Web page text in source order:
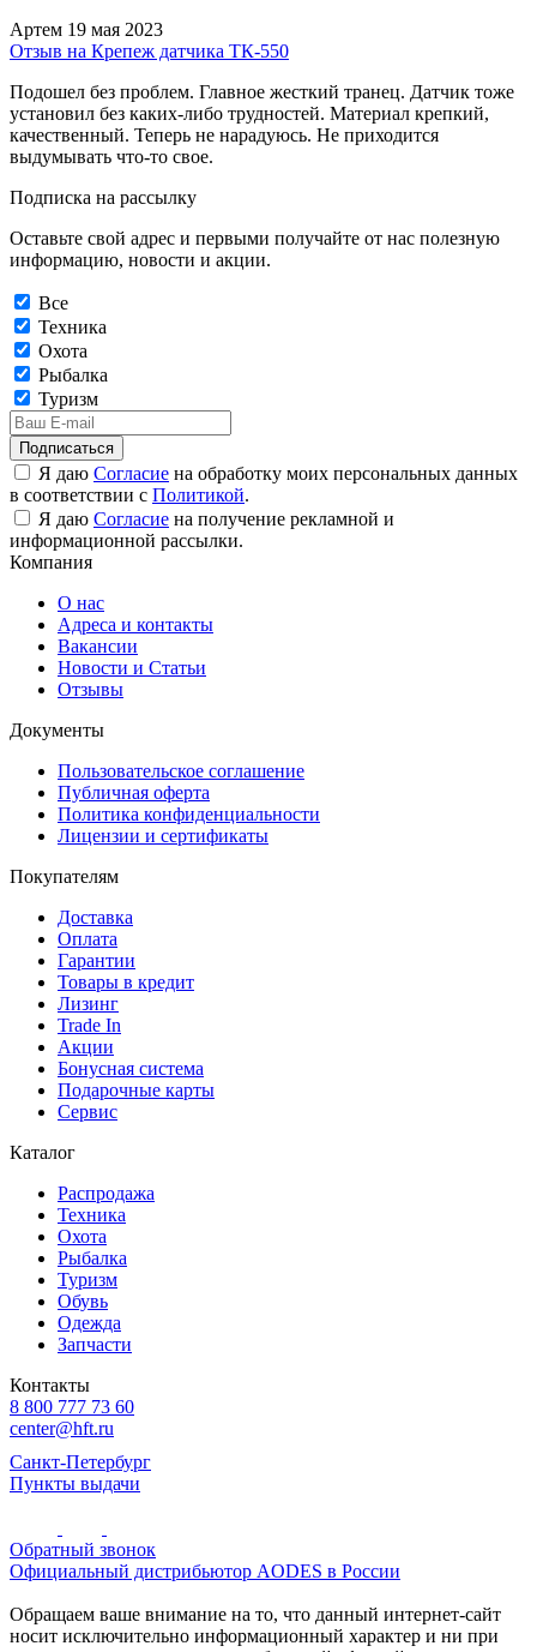
Артем 19 мая 2023
Отзыв на Крепеж датчика ТК-550
Подошел без проблем. Главное жесткий транец. Датчик тоже
установил без каких-либо трудностей. Материал крепкий,
качественный. Теперь не нарадуюсь. Не приходится
выдумывать что-то свое.
Подписка на рассылку
Оставьте свой адрес и первыми получайте от нас полезную
информацию, новости и акции.
Все
Техника
Охота
Рыбалка
Туризм
Подписаться
Я даю Согласие на обработку моих персональных данных
в соответствии с Политикой.
Я даю Согласие на получение рекламной и
информационной рассылки.
Компания
О нас
Адреса и контакты
Вакансии
Новости и Статьи
Отзывы
Документы
Пользовательское соглашение
Публичная оферта
Политика конфиденциальности
Лицензии и сертификаты
Покупателям
Доставка
Оплата
Гарантии
Товары в кредит
Лизинг
Trade In
Акции
Бонусная система
Подарочные карты
Сервис
Каталог
Распродажа
Техника
Охота
Рыбалка
Туризм
Обувь
Одежда
Запчасти
Контакты
8 800 777 73 60
center@hft.ru
Санкт-Петербург
Пункты выдачи
Обратный звонок
Официальный дистрибьютор AODES в России
Обращаем ваше внимание на то, что данный интернет-сайт
носит исключительно информационный характер и ни при